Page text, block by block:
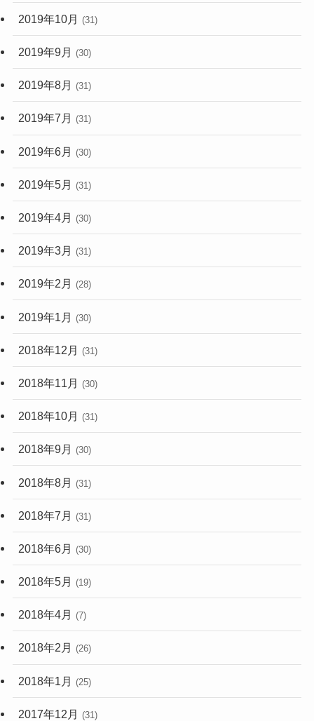
2019年10月 (31)
2019年9月 (30)
2019年8月 (31)
2019年7月 (31)
2019年6月 (30)
2019年5月 (31)
2019年4月 (30)
2019年3月 (31)
2019年2月 (28)
2019年1月 (30)
2018年12月 (31)
2018年11月 (30)
2018年10月 (31)
2018年9月 (30)
2018年8月 (31)
2018年7月 (31)
2018年6月 (30)
2018年5月 (19)
2018年4月 (7)
2018年2月 (26)
2018年1月 (25)
2017年12月 (31)